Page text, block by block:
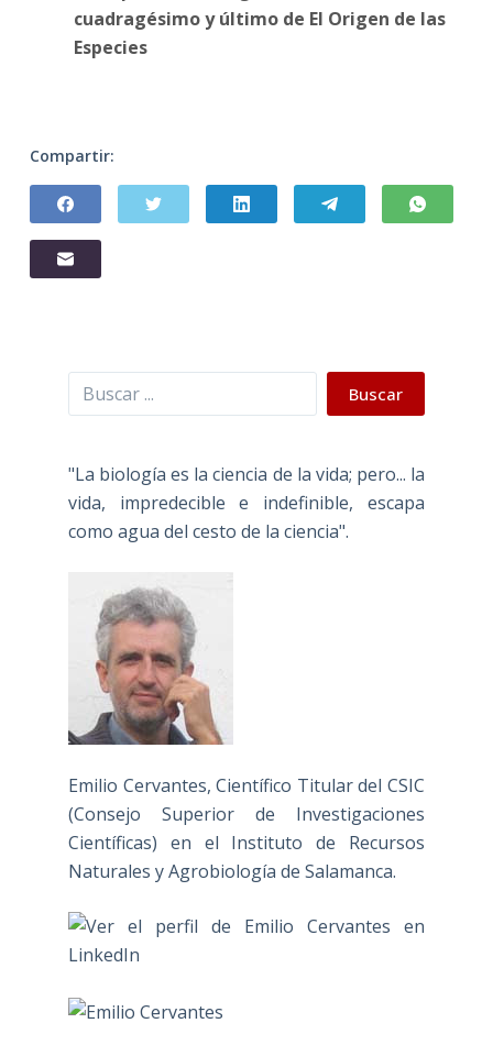
cuadragésimo y último de El Origen de las
Especies
Compartir:
Buscar Buscar
"La biología es la ciencia de la vida; pero... la
vida, impredecible e indefinible, escapa
como agua del cesto de la ciencia".
Emilio Cervantes, Científico Titular del CSIC
(Consejo Superior de Investigaciones
Científicas) en el Instituto de Recursos
Naturales y Agrobiología de Salamanca.